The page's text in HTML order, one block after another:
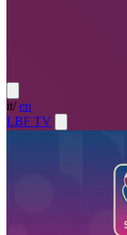
it/ en
LBF TV